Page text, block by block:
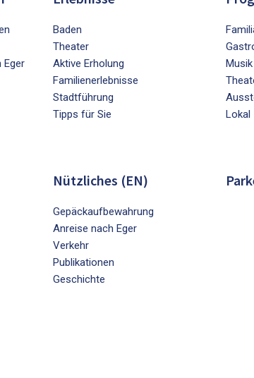
Eger
Baden
Theater
Aktive Erholung
Familienerlebnisse
Stadtführung
Tipps für Sie
Musik
Lokal
Nützliches (EN)
Gepäckaufbewahrung
Anreise nach Eger
Verkehr
Publikationen
Geschichte